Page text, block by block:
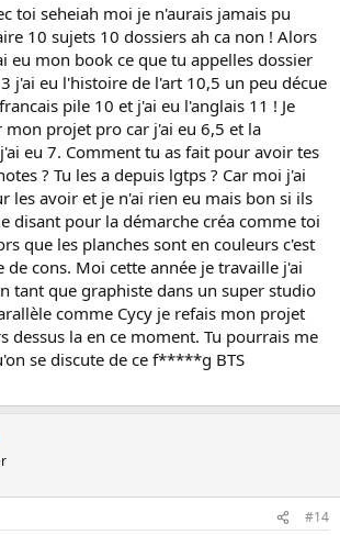
toi seheiah moi je n'aurais jamais pu
10 sujets 10 dossiers ah ca non ! Alors
eu mon book ce que tu appelles dossier
j'ai eu l'histoire de l'art 10,5 un peu décue
pile 10 et j'ai eu l'anglais 11 ! Je
mon projet pro car j'ai eu 6,5 et la
eu 7. Comment tu as fait pour avoir tes
? Tu les a depuis lgtps ? Car moi j'ai
les avoir et je n'ai rien eu mais bon si ils
disant pour la démarche créa comme toi
que les planches sont en couleurs c'est
cons. Moi cette année je travaille j'ai
tant que graphiste dans un super studio
comme Cycy je refais mon projet
dessus la en ce moment. Tu pourrais me
se discute de ce f*****g BTS
#14